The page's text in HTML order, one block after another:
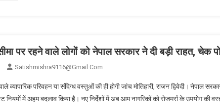
पर रहने वाले लोगों को नेपाल सरकार ने दी बड़ी राहत, चेक
Satishmishra9116@gmail.com
व्यापारिक परिवहन या संदिग्ध वस्तुओं की ही होगी जांच मोतिहारी, राजन द्विवेदी। नेपाल
नियमों में अहम बदलाव किया है। नए निर्देशों में अब आम नागरिकों को रोजमर्रा के उपयोग की